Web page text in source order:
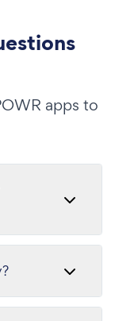
apps to